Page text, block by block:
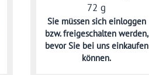
72 g
Sie müssen sich einloggen
bzw. freigeschalten werden,
bevor Sie bei uns einkaufen
können.